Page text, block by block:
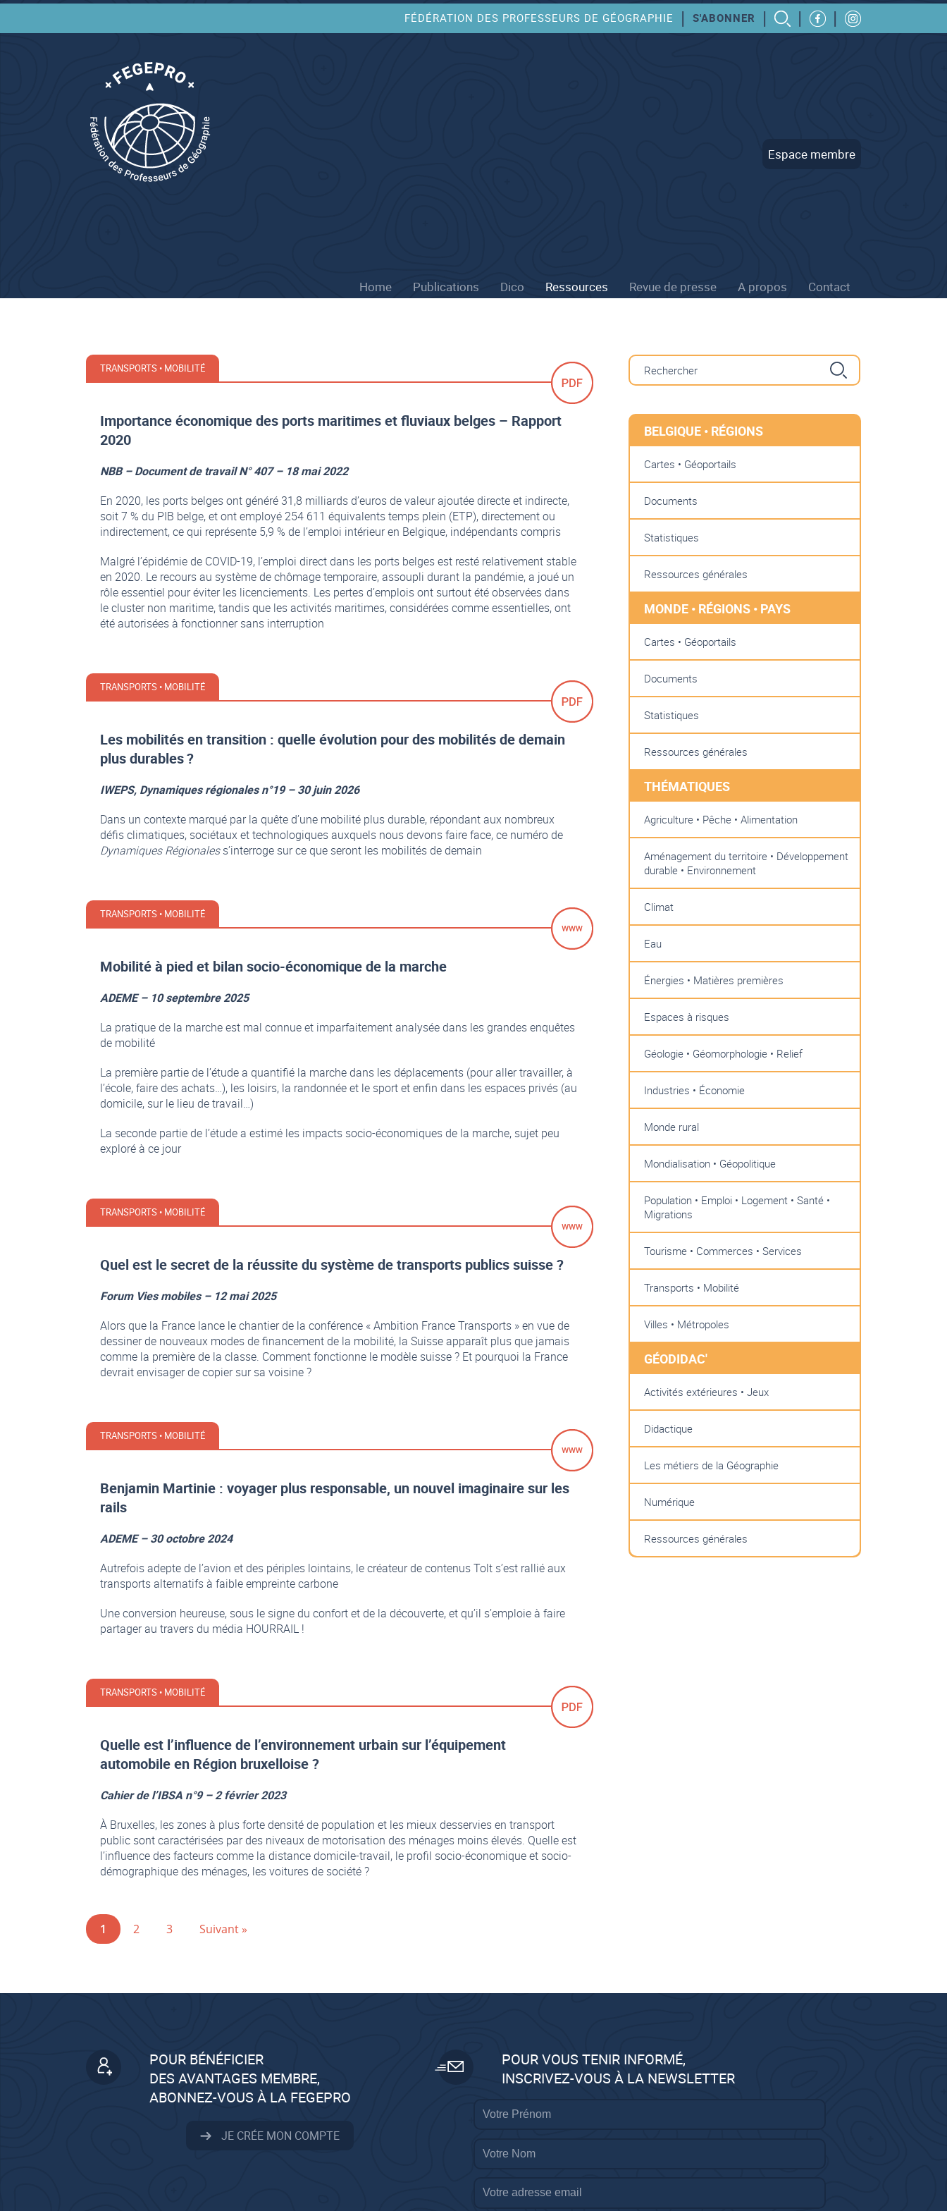
FÉDÉRATION DES PROFESSEURS DE GÉOGRAPHIE | S'ABONNER | | |
Espace membre
Home Publications Dico Ressources Revue de presse A propos Contact
TRANSPORTS • MOBILITÉ
Importance économique des ports maritimes et fluviaux belges – Rapport
2020
NBB – Document de travail N° 407 – 18 mai 2022
En 2020, les ports belges ont généré 31,8 milliards d’euros de valeur ajoutée directe et indirecte,
soit 7 % du PIB belge, et ont employé 254 611 équivalents temps plein (ETP), directement ou
indirectement, ce qui représente 5,9 % de l’emploi intérieur en Belgique, indépendants compris
Malgré l’épidémie de COVID-19, l’emploi direct dans les ports belges est resté relativement stable
en 2020. Le recours au système de chômage temporaire, assoupli durant la pandémie, a joué un
rôle essentiel pour éviter les licenciements. Les pertes d’emplois ont surtout été observées dans
le cluster non maritime, tandis que les activités maritimes, considérées comme essentielles, ont
été autorisées à fonctionner sans interruption
TRANSPORTS • MOBILITÉ
Les mobilités en transition : quelle évolution pour des mobilités de demain
plus durables ?
IWEPS, Dynamiques régionales n°19 – 30 juin 2026
Dans un contexte marqué par la quête d’une mobilité plus durable, répondant aux nombreux
défis climatiques, sociétaux et technologiques auxquels nous devons faire face, ce numéro de
Dynamiques Régionaless’interroge sur ce que seront les mobilités de demain
TRANSPORTS • MOBILITÉ
Mobilité à pied et bilan socio-économique de la marche
ADEME – 10 septembre 2025
La pratique de la marche est mal connue et imparfaitement analysée dans les grandes enquêtes
de mobilité
La première partie de l’étude a quantifié la marche dans les déplacements (pour aller travailler, à
l’école, faire des achats…), les loisirs, la randonnée et le sport et enfin dans les espaces privés (au
domicile, sur le lieu de travail…)
La seconde partie de l’étude a estimé les impacts socio-économiques de la marche, sujet peu
exploré à ce jour
TRANSPORTS • MOBILITÉ
Quel est le secret de la réussite du système de transports publics suisse ?
Forum Vies mobiles – 12 mai 2025
Alors que la France lance le chantier de la conférence « Ambition France Transports » en vue de
dessiner de nouveaux modes de financement de la mobilité, la Suisse apparaît plus que jamais
comme la première de la classe. Comment fonctionne le modèle suisse ? Et pourquoi la France
devrait envisager de copier sur sa voisine ?
TRANSPORTS • MOBILITÉ
Benjamin Martinie : voyager plus responsable, un nouvel imaginaire sur les
rails
ADEME – 30 octobre 2024
Autrefois adepte de l’avion et des périples lointains, le créateur de contenus Tolt s’est rallié aux
transports alternatifs à faible empreinte carbone
Une conversion heureuse, sous le signe du confort et de la découverte, et qu’il s’emploie à faire
partager au travers du média HOURRAIL !
TRANSPORTS • MOBILITÉ
Quelle est l’influence de l’environnement urbain sur l’équipement
automobile en Région bruxelloise ?
Cahier de l’IBSA n°9 – 2 février 2023
À Bruxelles, les zones à plus forte densité de population et les mieux desservies en transport
public sont caractérisées par des niveaux de motorisation des ménages moins élevés. Quelle est
l’influence des facteurs comme la distance domicile-travail, le profil socio-économique et socio-
démographique des ménages, les voitures de société ?
1 2 3 Suivant »
BELGIQUE • RÉGIONS
Cartes • Géoportails
Documents
Statistiques
Ressources générales
MONDE • RÉGIONS • PAYS
Cartes • Géoportails
Documents
Statistiques
Ressources générales
THÉMATIQUES
Agriculture • Pêche • Alimentation
Aménagement du territoire • Développement
durable • Environnement
Climat
Eau
Énergies • Matières premières
Espaces à risques
Géologie • Géomorphologie • Relief
Industries • Économie
Monde rural
Mondialisation • Géopolitique
Population • Emploi • Logement • Santé •
Migrations
Tourisme • Commerces • Services
Transports • Mobilité
Villes • Métropoles
GÉODIDAC'
Activités extérieures • Jeux
Didactique
Les métiers de la Géographie
Numérique
Ressources générales
POUR BÉNÉFICIER
DES AVANTAGES MEMBRE,
ABONNEZ-VOUS À LA FEGEPRO
JE CRÉE MON COMPTE
POUR VOUS TENIR INFORMÉ,
INSCRIVEZ-VOUS À LA NEWSLETTER